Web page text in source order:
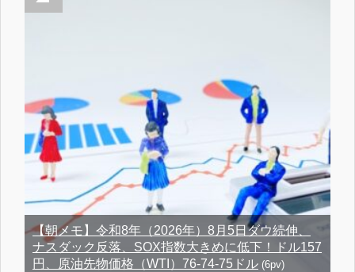
【朝メモ】令和8年（2026年）8月5日ダウ続伸、
ナスダック反落、SOX指数大きめに低下！ドル157
円、原油先物価格（WTI）76-74-75ドル (6pv)